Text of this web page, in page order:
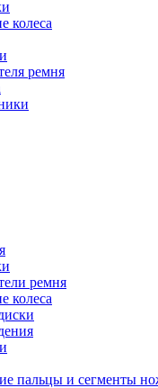
колеса
ремня
ремня
колеса
пальцы и сегменты